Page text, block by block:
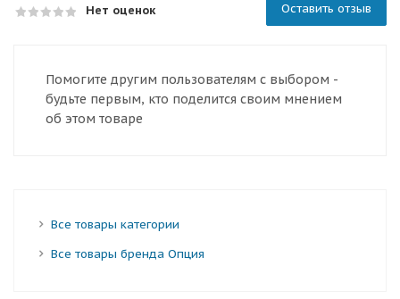
Нет оценок Оставить отзыв
Помогите другим пользователям с выбором -
будьте первым, кто поделится своим мнением
об этом товаре
Все товары категории
Все товары бренда Опция